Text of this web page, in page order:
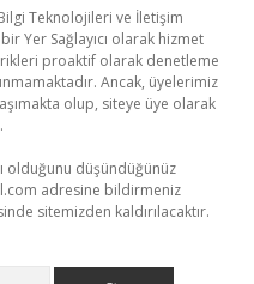
Teknolojileri ve İletişim
Yer Sağlayıcı olarak hizmet
proaktif olarak denetleme
Ancak, üyelerimiz
olup, siteye üye olarak
olduğunu düşündüğünüz
adresine bildirmeniz
sitemizden kaldırılacaktır.